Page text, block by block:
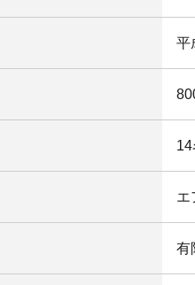
平
14
エ
有